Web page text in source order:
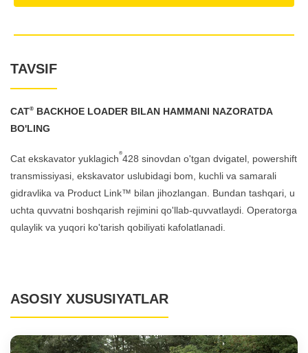
TAVSIF
CAT® BACKHOE LOADER BILAN HAMMANI NAZORATDA
BO'LING
Cat ekskavator yuklagich
®
428 sinovdan o'tgan dvigatel, powershift
transmissiyasi, ekskavator uslubidagi bom, kuchli va samarali
gidravlika va Product Link™ bilan jihozlangan. Bundan tashqari, u
uchta quvvatni boshqarish rejimini qo'llab-quvvatlaydi. Operatorga
qulaylik va yuqori ko'tarish qobiliyati kafolatlanadi.
ASOSIY XUSUSIYATLAR